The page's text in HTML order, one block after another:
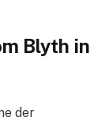
Blyth in
der